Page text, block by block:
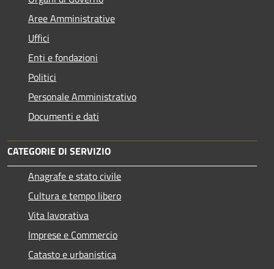
Aree Amministrative
Uffici
Enti e fondazioni
Politici
Personale Amministrativo
Documenti e dati
CATEGORIE DI SERVIZIO
Anagrafe e stato civile
Cultura e tempo libero
Vita lavorativa
Imprese e Commercio
Catasto e urbanistica